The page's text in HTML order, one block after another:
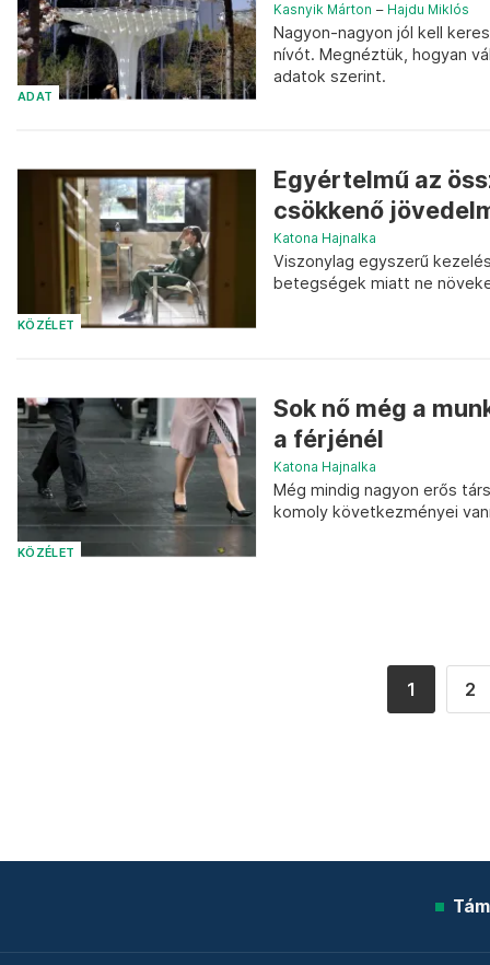
ADAT
Kasnyik Márton – Hajdu Miklós
Nagyon-nagyon jól kell
nívót. Megnéztük, hogyan
adatok szerint.
KÖZÉLET
Egyértelmű az
csökkenő
Katona Hajnalka
Viszonylag egyszerű
betegségek miatt ne
KÖZÉLET
Sok nő még a
a férjénél
Katona Hajnalka
Még mindig nagyon erős
komoly következményei
1 2